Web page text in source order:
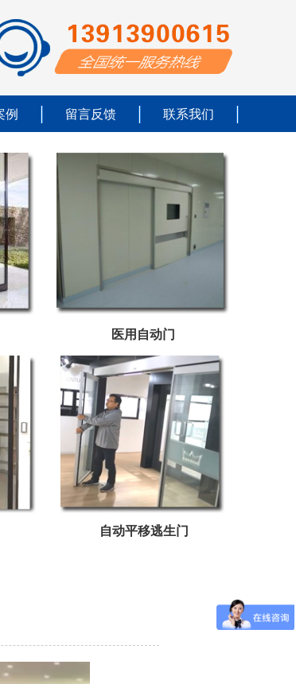
例 留言反馈 联系我们
医用自动门
自动平移逃生门